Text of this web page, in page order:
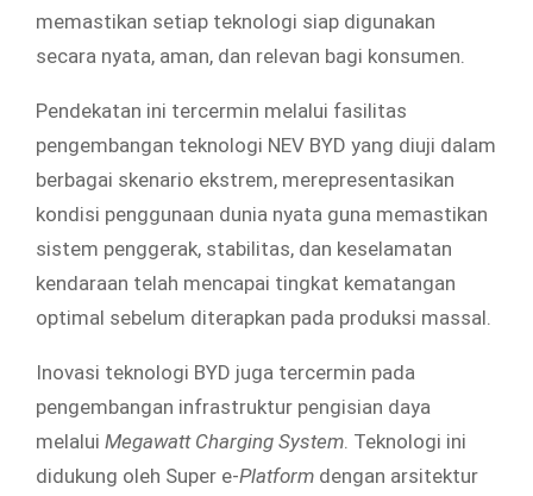
memastikan setiap teknologi siap digunakan
secara nyata, aman, dan relevan bagi konsumen.
Pendekatan ini tercermin melalui fasilitas
pengembangan teknologi NEV BYD yang diuji dalam
berbagai skenario ekstrem, merepresentasikan
kondisi penggunaan dunia nyata guna memastikan
sistem penggerak, stabilitas, dan keselamatan
kendaraan telah mencapai tingkat kematangan
optimal sebelum diterapkan pada produksi massal.
Inovasi teknologi BYD juga tercermin pada
pengembangan infrastruktur pengisian daya
melalui Megawatt Charging System . Teknologi ini
didukung oleh Super e-Platform dengan arsitektur